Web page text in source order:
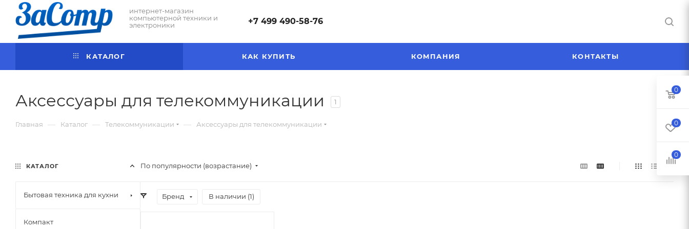
интернет-магазин
компьютерной техники и
электроники
+7 499 490-58-76
КАТАЛОГ КАК КУПИТЬ КОМПАНИЯ КОНТАКТЫ
Аксессуары для телекоммуникации 1
Главная — Каталог — Телекоммуникации — Аксессуары для телекоммуникации
По популярности (возрастание)
Бренд В наличии (1)
КАТАЛОГ
Бытовая техника для кухни
Компакт
0
0
0